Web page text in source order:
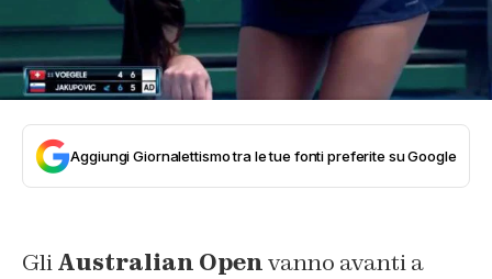
Aggiungi Giornalettismo tra le tue fonti preferite su Google
GliAustralian Openvanno avanti a